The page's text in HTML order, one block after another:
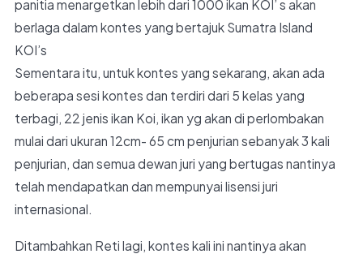
panitia menargetkan lebih dari 1000 ikan KOI’ s akan
berlaga dalam kontes yang bertajuk Sumatra Island
KOI’s
Sementara itu, untuk kontes yang sekarang, akan ada
beberapa sesi kontes dan terdiri dari 5 kelas yang
terbagi, 22 jenis ikan Koi, ikan yg akan di perlombakan
mulai dari ukuran 12cm- 65 cm penjurian sebanyak 3 kali
penjurian, dan semua dewan juri yang bertugas nantinya
telah mendapatkan dan mempunyai lisensi juri
internasional.
Ditambahkan Reti lagi, kontes kali ini nantinya akan